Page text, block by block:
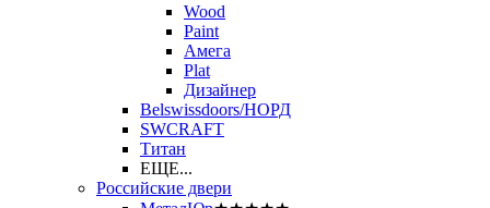
Wood
Paint
Амега
Plat
Дизайнер
Belswissdoors/НОРД
SWCRAFT
Титан
ЕЩЕ...
Российские двери